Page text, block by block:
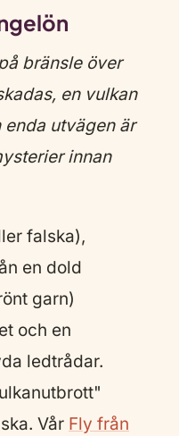
bränsle över
en vulkan
utvägen är
innan
falska),
en dold
garn)
och en
ledtrådar.
Vår Fly från